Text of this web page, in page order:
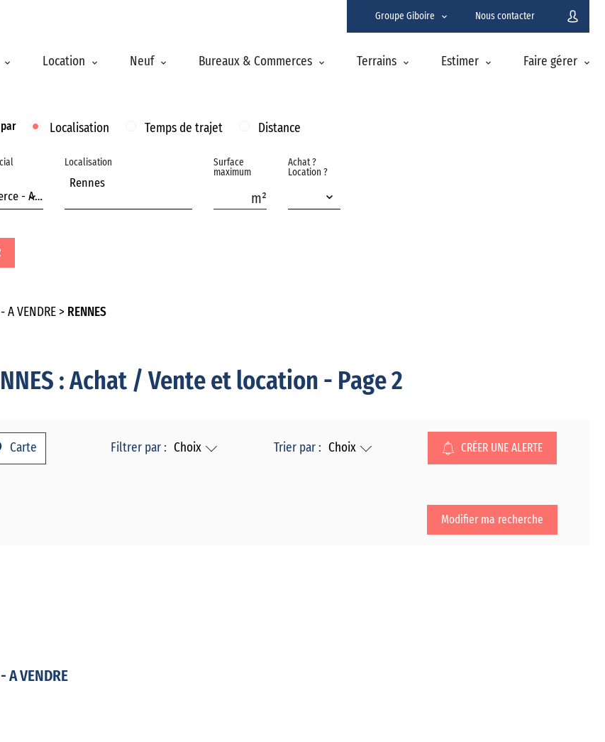
Location Neuf Bureaux & Commerces Terrains Estimer Faire gérer
Groupe Giboire Nous contacter
par Localisation Temps de trajet Distance
Fonds de commerce - A VENDRE
Localisation
Rennes
Surface
maximum
Achat ?
Location ?
A VENDRE RENNES
: Achat / Vente et location - Page 2
Carte Filtrer par : Choix Trier par : Choix CRÉER UNE ALERTE
Modifier ma recherche
A VENDRE